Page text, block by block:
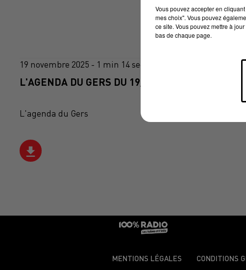
19 novembre 2025 - 1 min 14 sec
L'AGENDA DU GERS DU 19/11/2025 À 13H38
L'agenda du Gers
MENTIONS LÉGALES CONDITIONS
Vous pouvez accepter en
mes choix". Vous pouvez
ce site. Vous pouvez mettre à
bas de chaque page.